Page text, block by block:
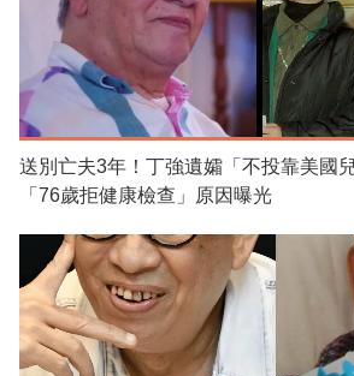
送別亡夫3年！丁強遺孀「不投靠美
「76歲拒健康檢查」原因曝光